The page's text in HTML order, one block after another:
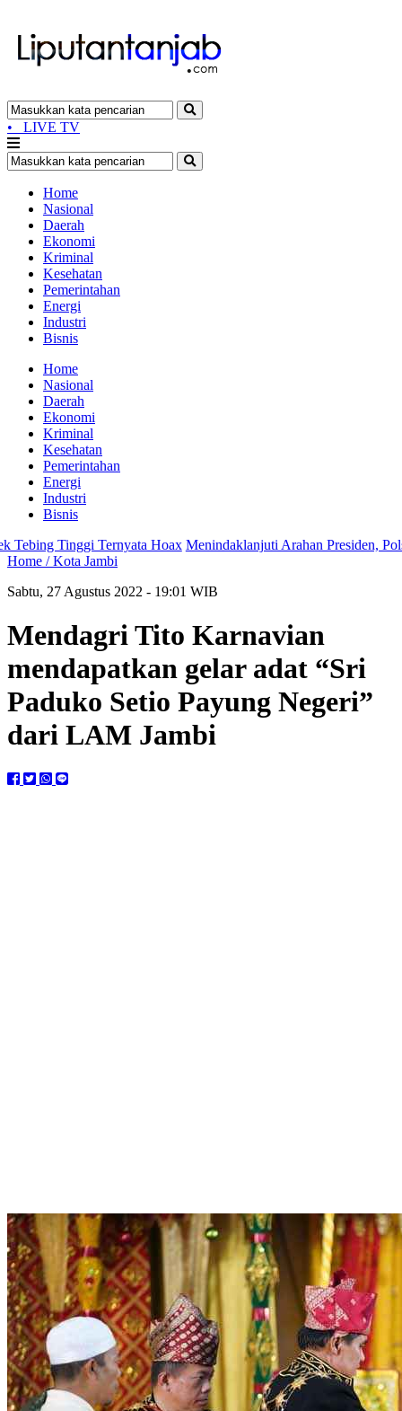
• LIVE TV
Home
Nasional
Daerah
Ekonomi
Kriminal
Kesehatan
Pemerintahan
Energi
Industri
Bisnis
Home
Nasional
Daerah
Ekonomi
Kriminal
Kesehatan
Pemerintahan
Energi
Industri
Bisnis
Tinggi Ternyata Hoax Menindaklanjuti Arahan Presiden, Polsek
Home /Kota Jambi
Sabtu, 27 Agustus 2022 - 19:01 WIB
Mendagri Tito Karnavian
mendapatkan gelar adat “Sri
Paduko Setio Payung Negeri”
dari LAM Jambi